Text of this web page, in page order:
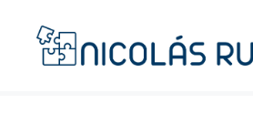
contenido